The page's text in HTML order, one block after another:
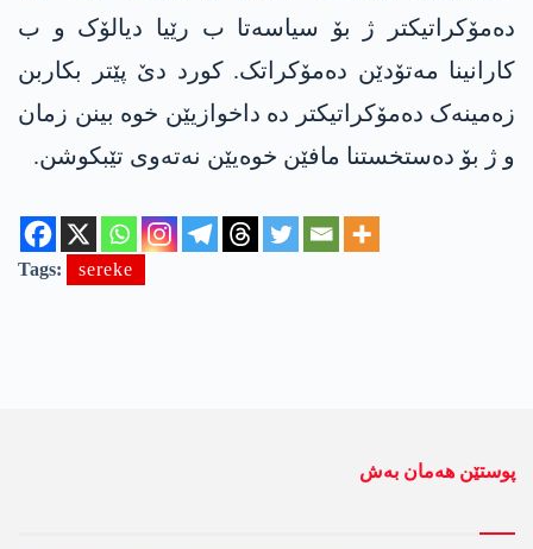
دەمۆکراتیکتر ژ بۆ سیاسەتا ب رێیا دیالۆک و ب
کارانینا مەتۆدێن دەمۆکراتک. کورد دێ پێتر بکاربن
زەمینەک دەمۆکراتیکتر دە داخوازیێن خوە بینن زمان
و ژ بۆ دەستخستنا مافێن خوەیێن نەتەوی تێبکوشن.
Tags: sereke
پوستێن ھەمان بەش